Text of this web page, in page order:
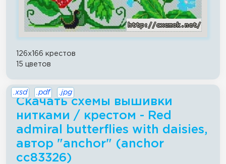
126x166 крестов
15 цветов
Скачать схемы вышивки
нитками / крестом - Red
admiral butterflies with daisies,
автор "anchor" (anchor
cc83326)
.xsd .pdf .jpg